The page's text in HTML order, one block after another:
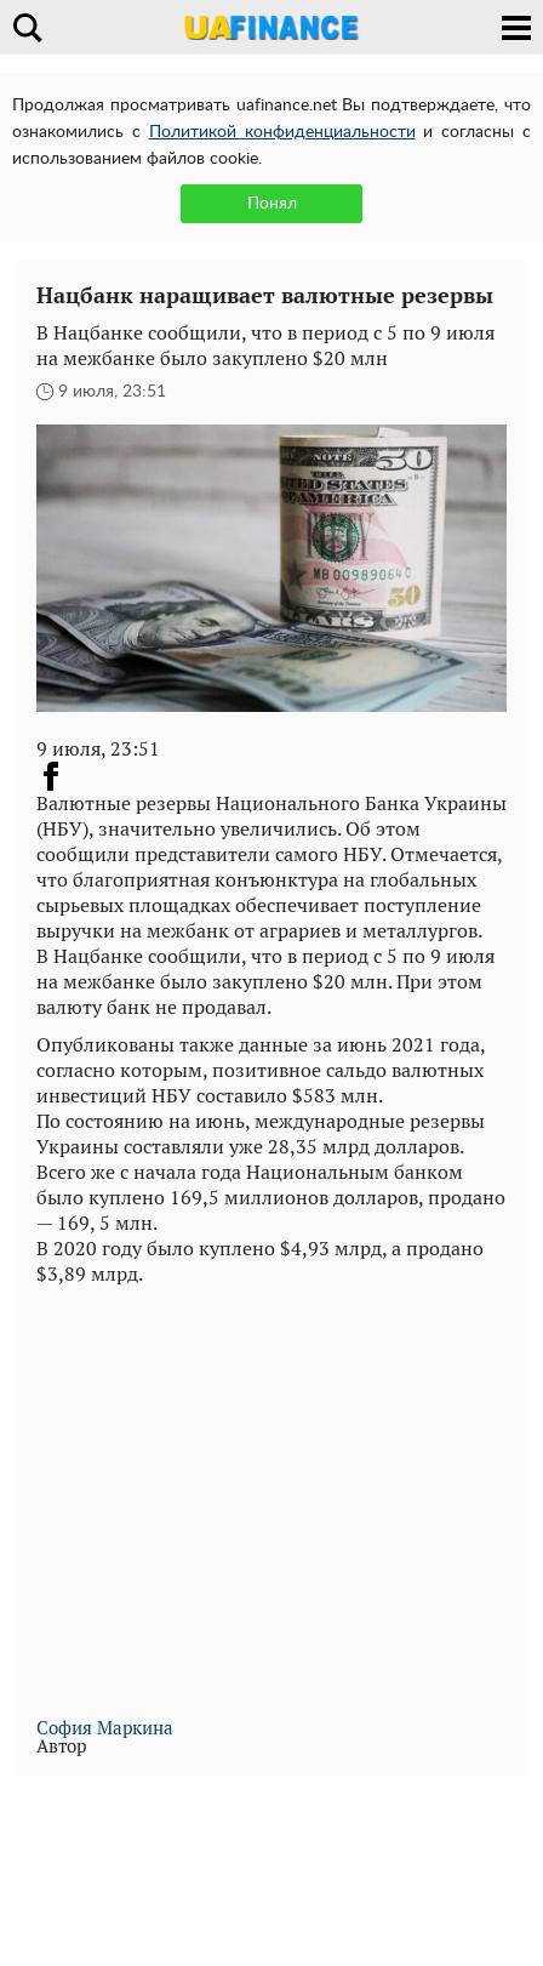
Продолжая просматривать uafinance.net Вы подтверждаете, что
ознакомились с
Политикой конфиденциальности и согласны с
использованием файлов cookie.
Понял
Нацбанк наращивает валютные резервы
В Нацбанке сообщили, что в период с 5 по 9 июля
на межбанке было закуплено $20 млн
9 июля, 23:51
9 июля, 23:51
Валютные резервы Национального Банка Украины
(НБУ), значительно увеличились. Об этом
сообщили представители самого НБУ. Отмечается,
что благоприятная конъюнктура на глобальных
сырьевых площадках обеспечивает поступление
выручки на межбанк от аграриев и металлургов.
В Нацбанке сообщили, что в период с 5 по 9 июля
на межбанке было закуплено $20 млн. При этом
валюту банк не продавал.
Опубликованы также данные за июнь 2021 года,
согласно которым, позитивное сальдо валютных
инвестиций НБУ составило $583 млн.
По состоянию на июнь, международные резервы
Украины составляли уже 28,35 млрд долларов.
Всего же с начала года Национальным банком
было куплено 169,5 миллионов долларов, продано
— 169, 5 млн.
В 2020 году было куплено $4,93 млрд, а продано
$3,89 млрд.
София Маркина
Автор